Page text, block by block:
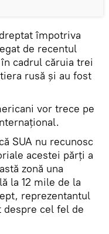
împotriva
de recentul
cadrul căruia trei
rusă şi au fost
vor trece pe
SUA nu recunosc
acestei părţi a
zonă una
la 12 mile de la
reprezentantul
cel fel de